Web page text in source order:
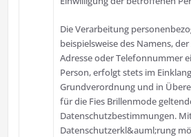
Die Verarbeitung
beispielsweise des Namens,
Adresse oder Telefonnummer
Person, erfolgt stets im
Grundverordnung und in
für die Fies Brillenmode
Datenschutzbestimmungen.
Datenschutzerkl&auml;rung